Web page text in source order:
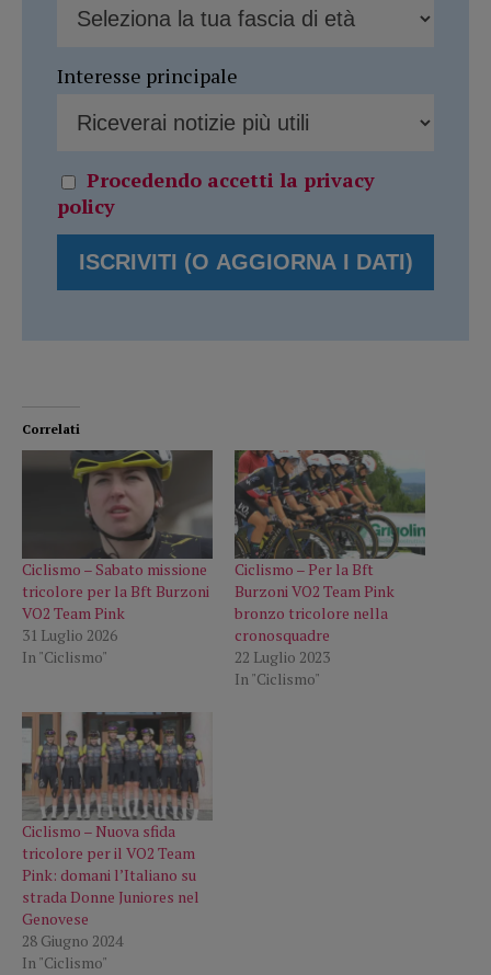
Interesse principale
Procedendo accetti la privacy
policy
Correlati
Ciclismo – Sabato missione
tricolore per la Bft Burzoni
VO2 Team Pink
31 Luglio 2026
In "Ciclismo"
Ciclismo – Per la Bft
Burzoni VO2 Team Pink
bronzo tricolore nella
cronosquadre
22 Luglio 2023
In "Ciclismo"
Ciclismo – Nuova sfida
tricolore per il VO2 Team
Pink: domani l’Italiano su
strada Donne Juniores nel
Genovese
28 Giugno 2024
In "Ciclismo"